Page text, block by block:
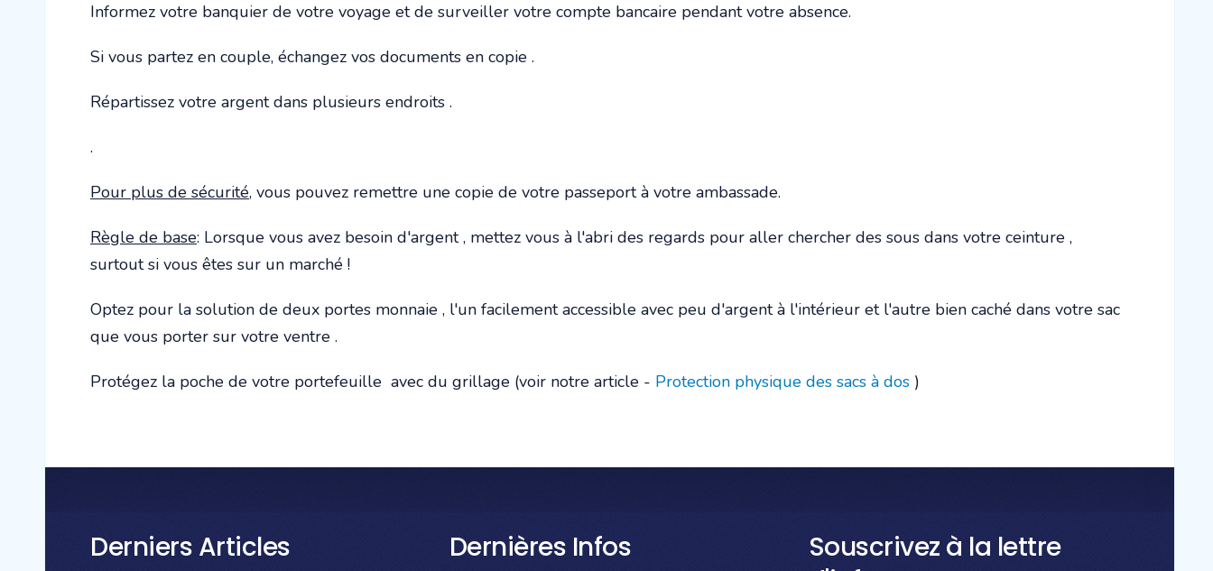
Informez votre banquier de votre voyage et de surveiller votre compte bancaire pendant votre absence.
Si vous partez en couple, échangez vos documents en copie .
Répartissez votre argent dans plusieurs endroits .
.
Pour plus de sécurité, vous pouvez remettre une copie de votre passeport à votre ambassade.
Règle de base: Lorsque vous avez besoin d'argent , mettez vous à l'abri des regards pour aller chercher des sous dans votre ceinture ,
surtout si vous êtes sur un marché !
Optez pour la solution de deux portes monnaie , l'un facilement accessible avec peu d'argent à l'intérieur et l'autre bien caché dans votre sac
que vous porter sur votre ventre .
Protégez la poche de votre portefeuille avec du grillage (voir notre article - Protection physique des sacs à dos )
Derniers Articles Dernières Infos
Souscrivez à la lettre